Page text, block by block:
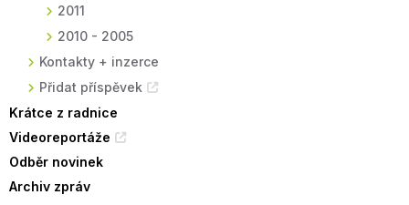
2011
2010 - 2005
Kontakty + inzerce
Přidat příspěvek
Krátce z radnice
Videoreportáže
Odběr novinek
Archiv zpráv